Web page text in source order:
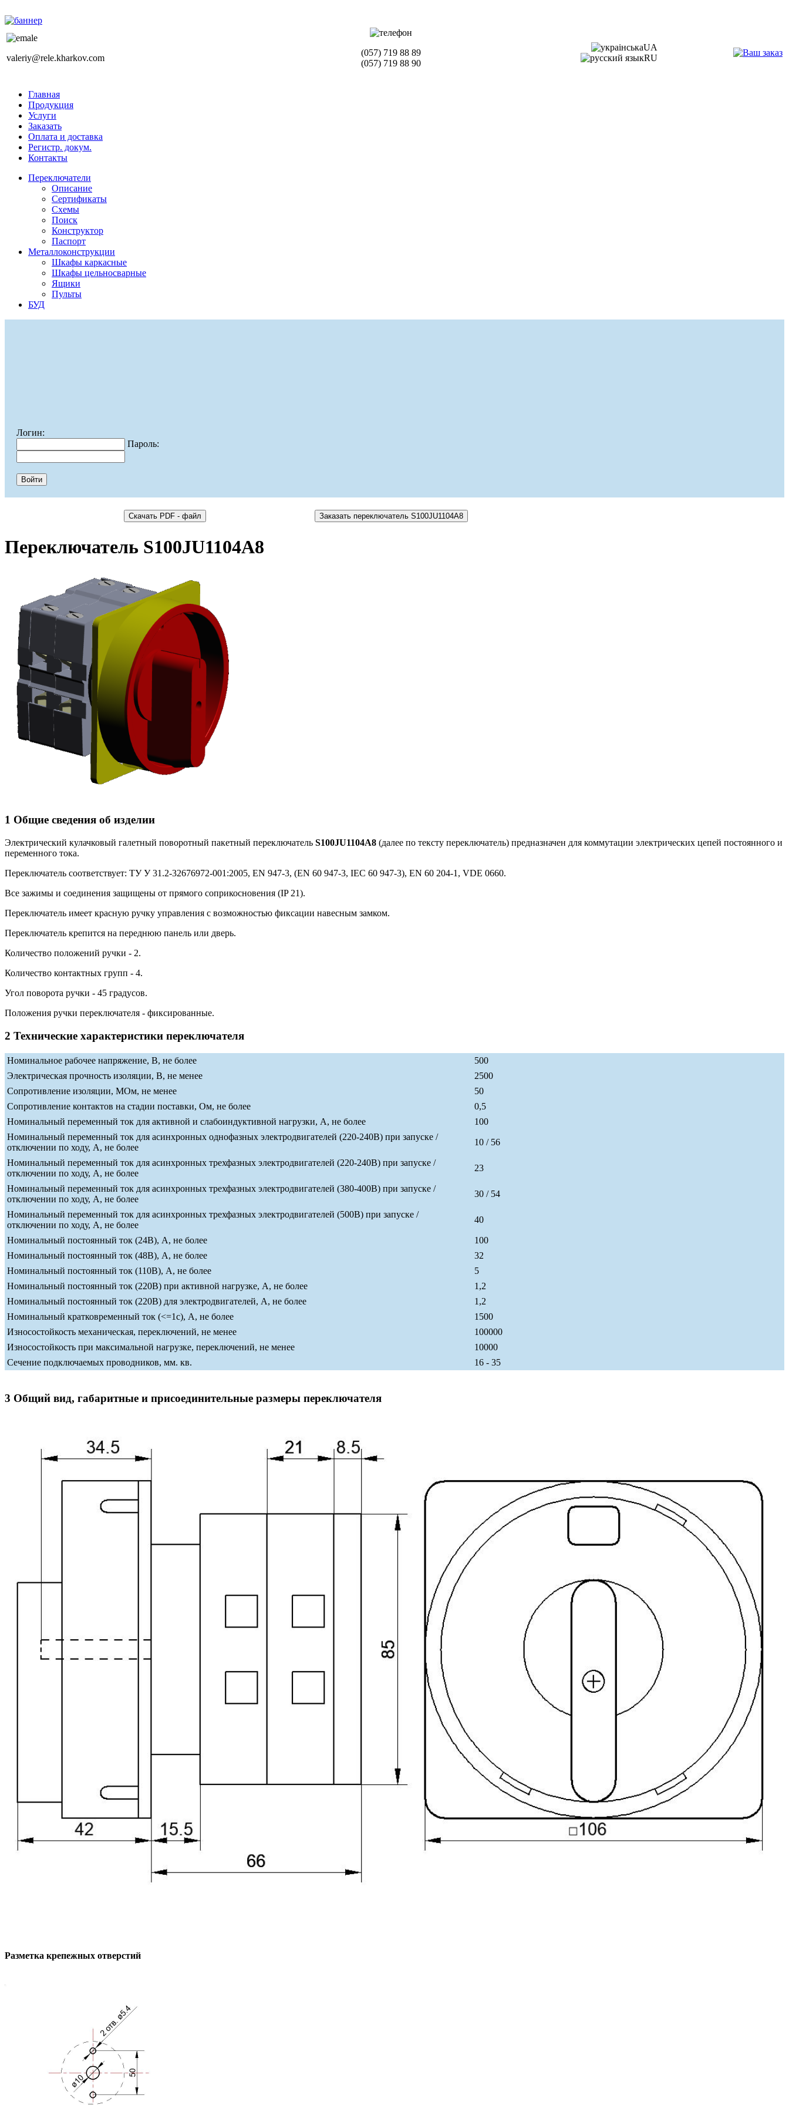
valeriy@rele.kharkov.com
(057) 719 88 89
(057) 719 88 90
UA
RU
Главная
Продукция
Услуги
Заказать
Оплата и доставка
Регистр. докум.
Контакты
Переключатели
Описание
Сертификаты
Схемы
Поиск
Конструктор
Паспорт
Металлоконструкции
Шкафы каркасные
Шкафы цельносварные
Ящики
Пульты
БУД
Логин:
Пароль:
Переключатель S100JU1104A8
1 Общие сведения об изделии
Электрический кулачковый галетный поворотный пакетный переключатель S100JU1104A8 (далее по тексту переключатель) предназначен для коммутации электрических цепей постоянного и
переменного тока.
Переключатель соответствует: ТУ У 31.2-32676972-001:2005, EN 947-3, (EN 60 947-3, IEC 60 947-3), EN 60 204-1, VDE 0660.
Все зажимы и соединения защищены от прямого соприкосновения (IP 21).
Переключатель имеет красную ручку управления с возможностью фиксации навесным замком.
Переключатель крепится на переднюю панель или дверь.
Количество положений ручки - 2.
Количество контактных групп - 4.
Угол поворота ручки - 45 градусов.
Положения ручки переключателя - фиксированные.
2 Технические характеристики переключателя
Номинальное рабочее напряжение, В, не более
500
Электрическая прочность изоляции, В, не менее
2500
Сопротивление изоляции, МОм, не менее
50
Сопротивление контактов на стадии поставки, Ом, не более
0,5
Номинальный переменный ток для активной и слабоиндуктивной нагрузки, А, не более
100
Номинальный переменный ток для асинхронных однофазных электродвигателей (220-240В) при запуске /
отключении по ходу, А, не более
10 / 56
Номинальный переменный ток для асинхронных трехфазных электродвигателей (220-240В) при запуске /
отключении по ходу, А, не более
23
Номинальный переменный ток для асинхронных трехфазных электродвигателей (380-400В) при запуске /
отключении по ходу, А, не более
30 / 54
Номинальный переменный ток для асинхронных трехфазных электродвигателей (500В) при запуске /
отключении по ходу, А, не более
40
Номинальный постоянный ток (24В), А, не более
100
Номинальный постоянный ток (48В), А, не более
32
Номинальный постоянный ток (110В), А, не более
5
Номинальный постоянный ток (220В) при активной нагрузке, А, не более
1,2
Номинальный постоянный ток (220В) для электродвигателей, А, не более
1,2
Номинальный кратковременный ток (<=1c), А, не более
1500
Износостойкость механическая, переключений, не менее
100000
Износостойкость при максимальной нагрузке, переключений, не менее
10000
Сечение подключаемых проводников, мм. кв.
16 - 35
3 Общий вид, габаритные и присоединительные размеры переключателя
Разметка крепежных отверстий